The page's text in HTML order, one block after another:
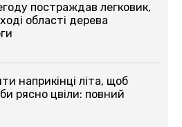
постраждав легковик,
області дерева
наприкінці літа, щоб
рясно цвіли: повний